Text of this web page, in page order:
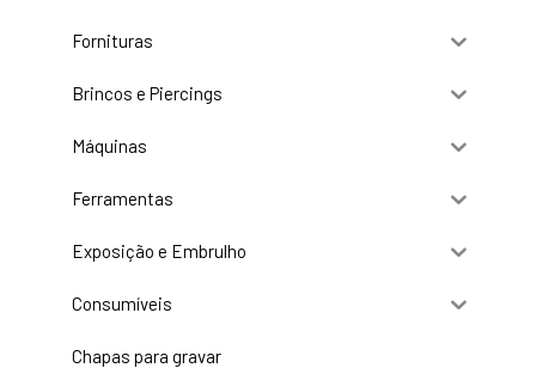
Fornituras
Brincos e Piercings
Máquinas
Ferramentas
Exposição e Embrulho
Consumíveis
Chapas para gravar